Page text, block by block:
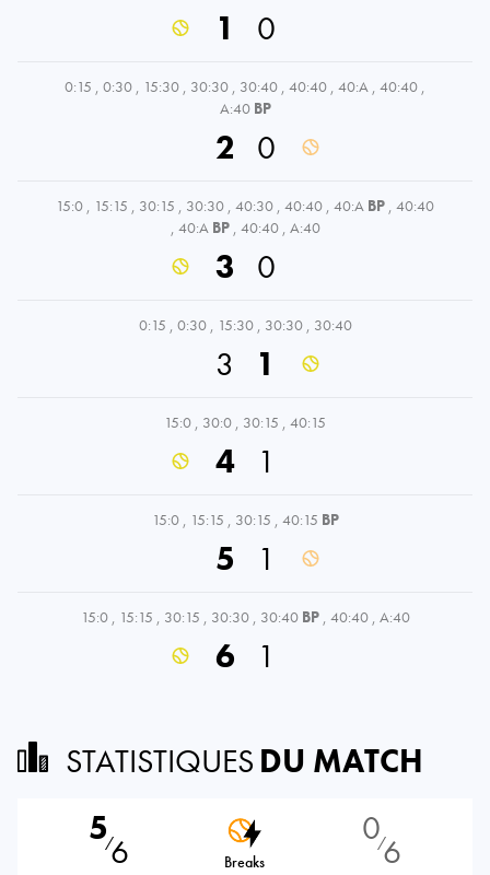
1 0
0:15 , 0:30 , 15:30 , 30:30 , 30:40 , 40:40 , 40:A , 40:40 ,
A:40 BP
2 0
15:0 , 15:15 , 30:15 , 30:30 , 40:30 , 40:40 , 40:A BP , 40:40
, 40:A BP , 40:40 , A:40
3 0
0:15 , 0:30 , 15:30 , 30:30 , 30:40
3 1
15:0 , 30:0 , 30:15 , 40:15
4 1
15:0 , 15:15 , 30:15 , 40:15 BP
5 1
15:0 , 15:15 , 30:15 , 30:30 , 30:40 BP , 40:40 , A:40
6 1
STATISTIQUES DU MATCH
5⁄6 Breaks
0⁄6